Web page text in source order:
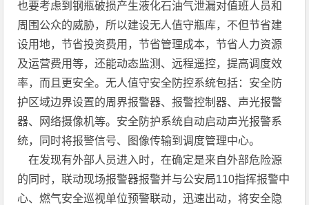
也要考虑到钢瓶破损产生液化石油气泄漏对值班人员和
周围公众的威胁，所以建设无人值守瓶库，不但节省建
设用地，节省投资费用，节省管理成本，节省人力资源
及运营费用等，还能动态监测、远程遥控，提高调度效
率，而且更安全。无人值守安全防控系统包括：安全防
护区域边界设置的周界报警器、报警控制器、声光报警
器、网络摄像机等。安全防护系统自动启动声光报警系
统，同时将报警信号、图像传输到调度管理中心。
在发现有外部人员进入时，在确定是来自外部危险源
的同时，联动现场报警器报警并与公安局110指挥报警中
心、燃气安全巡视单位预警联动，迅速出动，将安全隐